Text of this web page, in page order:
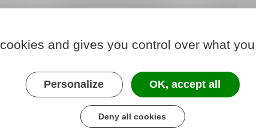
and gives you control over what
Personalize OK, accept all
Deny all cookies